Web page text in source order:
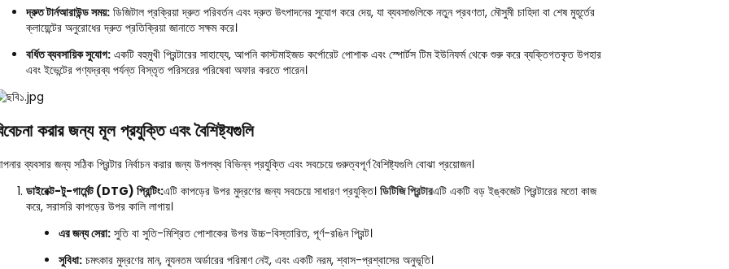
দ্রুত টার্নআরাউন্ড সময়: ডিজিটাল প্রক্রিয়া দ্রুত পরিবর্তন এবং দ্রুত উৎপাদনের সুযোগ করে দেয়, যা ব্যবসাগুলিকে নতুন প্রবণতা, মৌসুমী চাহিদা বা শেষ মুহূর্তের
ক্লায়েন্টের অনুরোধের দ্রুত প্রতিক্রিয়া জানাতে সক্ষম করে।
বর্ধিত ব্যবসায়িক সুযোগ: একটি বহুমুখী প্রিন্টারের সাহায্যে, আপনি কাস্টমাইজড কর্পোরেট পোশাক এবং স্পোর্টস টিম ইউনিফর্ম থেকে শুরু করে ব্যক্তিগতকৃত উপহার
এবং ইভেন্টের পণ্যদ্রব্য পর্যন্ত বিস্তৃত পরিসরের পরিষেবা অফার করতে পারেন।
করার জন্য মূল প্রযুক্তি এবং বৈশিষ্ট্যগুলি
ব্যবসার জন্য সঠিক প্রিন্টার নির্বাচন করার জন্য উপলব্ধ বিভিন্ন প্রযুক্তি এবং সবচেয়ে গুরুত্বপূর্ণ বৈশিষ্ট্যগুলি বোঝা প্রয়োজন।
ডাইরেক্ট-টু-গার্মেন্ট (DTG) প্রিন্টিং:এটি কাপড়ের উপর মুদ্রণের জন্য সবচেয়ে সাধারণ প্রযুক্তি। ডিটিজি প্রিন্টারএটি একটি বড় ইঙ্কজেট প্রিন্টারের মতো কাজ
করে, সরাসরি কাপড়ের উপর কালি লাগায়।
এর জন্য সেরা: সুতি বা সুতি-মিশ্রিত পোশাকের উপর উচ্চ-বিস্তারিত, পূর্ণ-রঙিন প্রিন্ট।
সুবিধা: চমৎকার মুদ্রণের মান, ন্যূনতম অর্ডারের পরিমাণ নেই, এবং একটি নরম, শ্বাস-প্রশ্বাসের অনুভূতি।